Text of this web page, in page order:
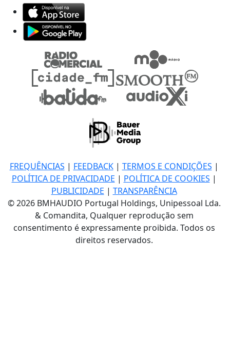
FREQUÊNCIAS | FEEDBACK| TERMOS E CONDIÇÕES |
POLÍTICA DE PRIVACIDADE | POLÍTICA DE COOKIES |
PUBLICIDADE | TRANSPARÊNCIA
© 2026 BMHAUDIO Portugal Holdings, Unipessoal Lda.
& Comandita, Qualquer reprodução sem
consentimento é expressamente proibida. Todos os
direitos reservados.